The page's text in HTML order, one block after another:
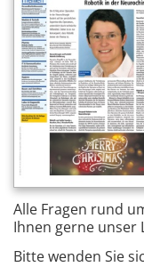
Alle Fragen rund
Ihnen gerne unser
Bitte wenden Sie